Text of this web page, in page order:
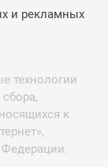
и рекламных
технологии
к
Федерации.